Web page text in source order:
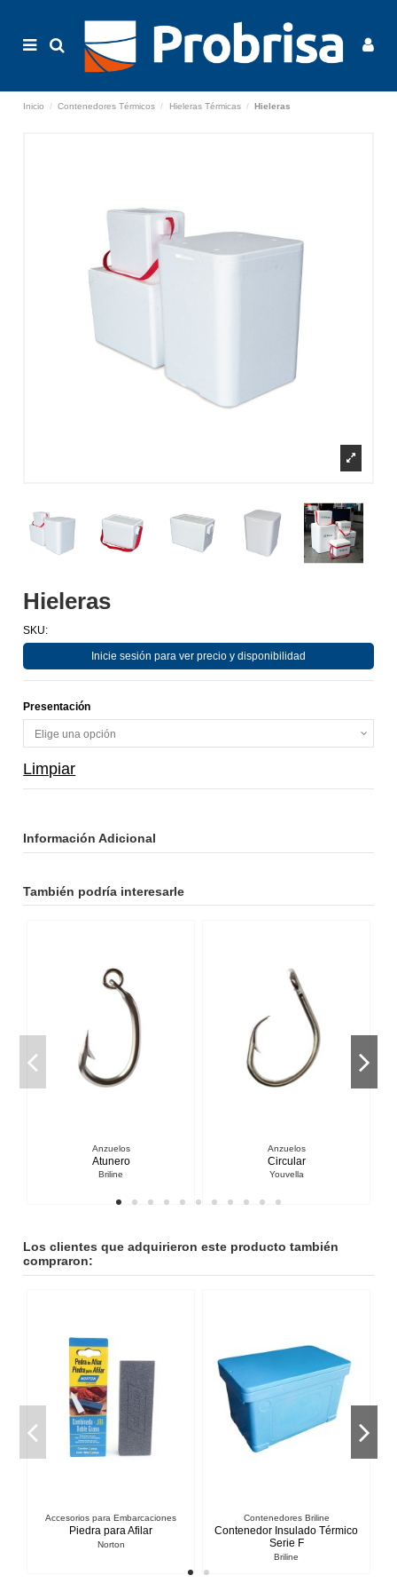
Inicio Contenedores Térmicos Hieleras Térmicas Hieleras
Hieleras
SKU:
Inicie sesión para ver precio y disponibilidad
Presentación
Limpiar
Información Adicional
También podría interesarle
Anzuelos
Circular
Anzuelos
Youvella
Los clientes que adquirieron este producto también
compraron:
para Embarcaciones
Piedra para Afilar
Contenedores Briline
Contenedor Insulado Térmico